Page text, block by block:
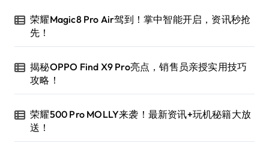
荣耀Magic8 Pro Air驾到！掌中智能开启，资讯秒抢
先！
揭秘OPPO Find X9 Pro亮点，销售员亲授实用技巧
攻略！
荣耀500 Pro MOLLY来袭！最新资讯+玩机秘籍大放
送！